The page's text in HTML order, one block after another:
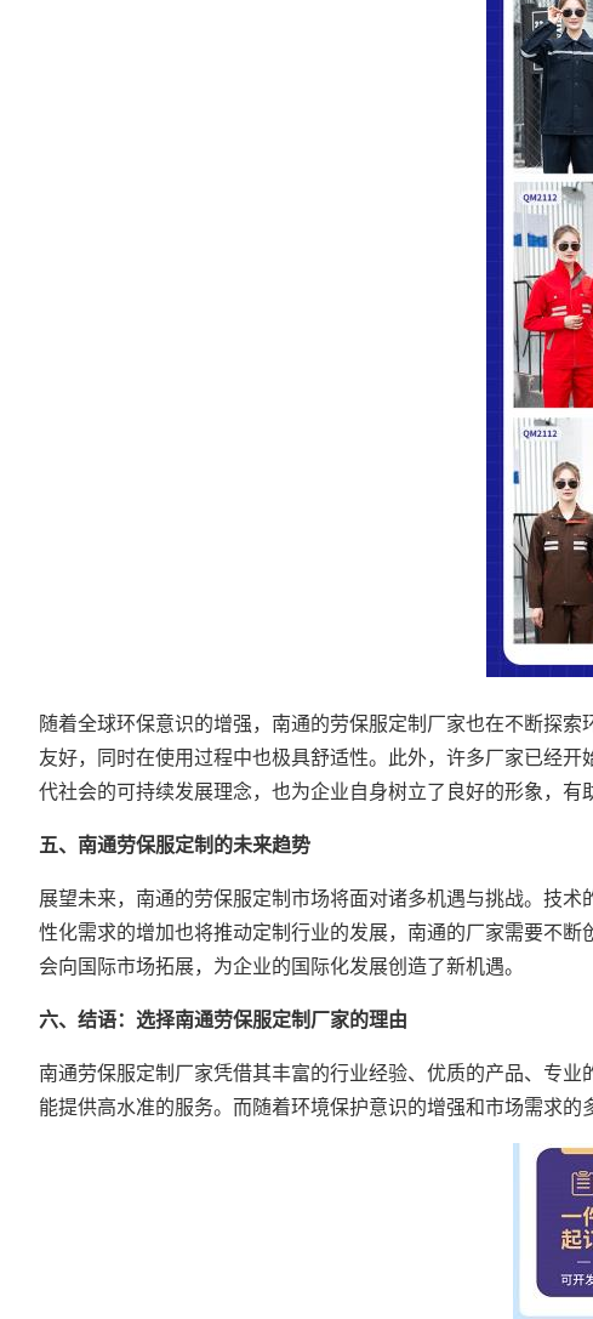
随着全球环保意识的增强，南通的劳保服定制厂家也在不断探
友好，同时在使用过程中也极具舒适性。此外，许多厂家已经
代社会的可持续发展理念，也为企业自身树立了良好的形象，有
五、南通劳保服定制的未来趋势
展望未来，南通的劳保服定制市场将面对诸多机遇与挑战。技
性化需求的增加也将推动定制行业的发展，南通的厂家需要不
会向国际市场拓展，为企业的国际化发展创造了新机遇。
六、结语：选择南通劳保服定制厂家的理由
南通劳保服定制厂家凭借其丰富的行业经验、优质的产品、专
能提供高水准的服务。而随着环境保护意识的增强和市场需求